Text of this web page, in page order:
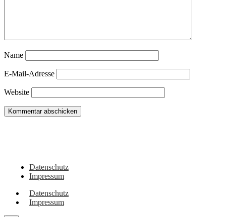
Name
E-Mail-Adresse
Website
Datenschutz
Impressum
Datenschutz
Impressum